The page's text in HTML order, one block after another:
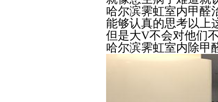
哈尔滨霁虹室内甲醛
能够认真的思考以上
但是大V不会对他们
哈尔滨霁虹室内除甲